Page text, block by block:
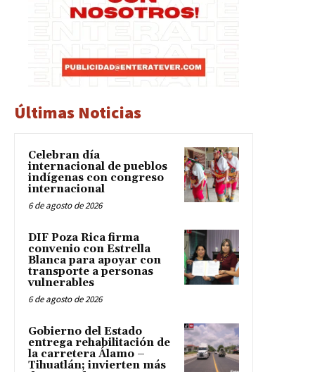
Últimas Noticias
Celebran día
internacional de pueblos
indígenas con congreso
internacional
6 de agosto de 2026
DIF Poza Rica firma
convenio con Estrella
Blanca para apoyar con
transporte a personas
vulnerables
6 de agosto de 2026
Gobierno del Estado
entrega rehabilitación de
la carretera Álamo –
Tihuatlán; invierten más